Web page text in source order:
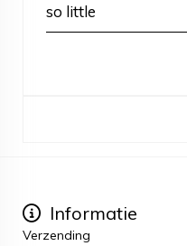
so little
Informatie
Verzending